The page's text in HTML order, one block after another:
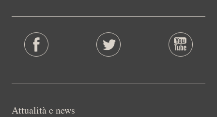
Attualità e news